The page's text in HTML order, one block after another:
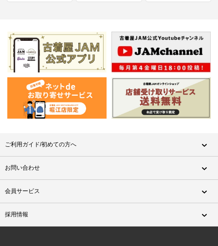
ご利用ガイド/初めての方へ
お問い合わせ
会員サービス
採用情報